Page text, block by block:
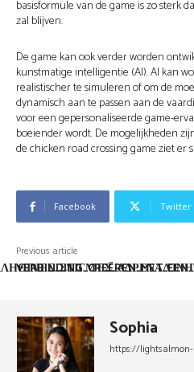
basisformule van de game is zo sterk
zal blijven.
De game kan ook verder worden
kunstmatige intelligentie (AI). AI kan
realistischer te simuleren of om de
dynamisch aan te passen aan de
voor een gepersonaliseerde game-
boeiender wordt. De mogelijkheden
de chicken road crossing game ziet er
Facebook Twitter
Previous article
Sophia
https://lightsalmon-